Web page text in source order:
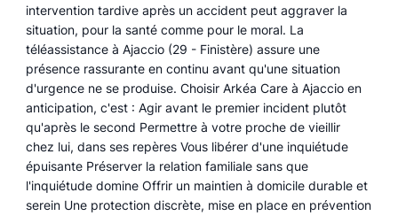
intervention tardive après un accident peut aggraver la
situation, pour la santé comme pour le moral. La
téléassistance à Ajaccio (29 - Finistère) assure une
présence rassurante en continu avant qu'une situation
d'urgence ne se produise. Choisir Arkéa Care à Ajaccio en
anticipation, c'est : Agir avant le premier incident plutôt
qu'après le second Permettre à votre proche de vieillir
chez lui, dans ses repères Vous libérer d'une inquiétude
épuisante Préserver la relation familiale sans que
l'inquiétude domine Offrir un maintien à domicile durable et
serein Une protection discrète, mise en place en prévention